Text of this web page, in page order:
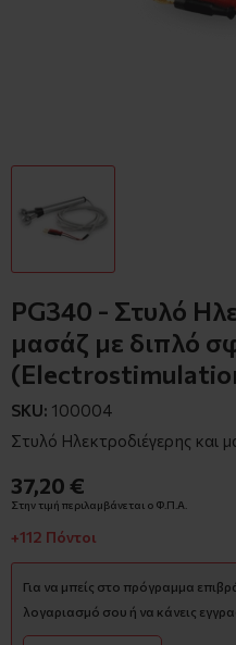
PG340 - Στυλό
μασάζ με διπλό
SKU: 100004
Στυλό Ηλεκτροδιέγερης και
37,20 €
Στην τιμή περιλαμβάνεται ο Φ.Π.Α.
+112 Πόντοι
Για να μπείς στο πρόγραμμα
λογαριασμό σου ή να κάνεις